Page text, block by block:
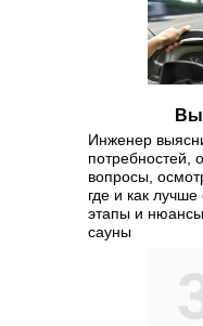
Инженер
потребностей,
вопросы,
где и как
этапы и нюансы
сауны